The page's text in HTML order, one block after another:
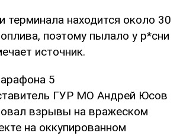
терминала находится около 30
поэтому пылало у р*сни
источник.
5
ГУР МО Андрей Юсов
взрывы на вражеском
на оккупированном